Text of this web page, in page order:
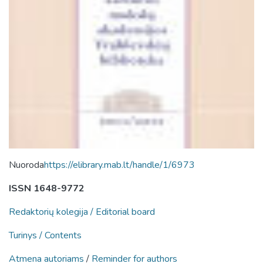
Nuorodahttps://elibrary.mab.lt/handle/1/6973
ISSN 1648-9772
Redaktorių kolegija / Editorial board
Turinys / Contents
Atmena autoriams / Reminder for authors